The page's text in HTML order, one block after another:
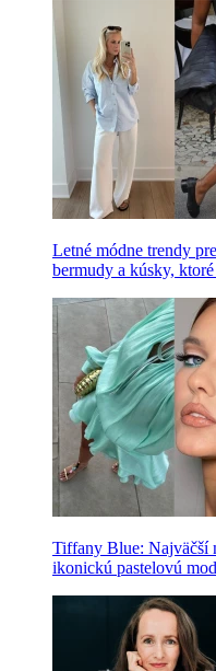
Letné módne trendy
bermudy a kúsky,
Tiffany Blue: Najväčší
ikonickú pastelovú